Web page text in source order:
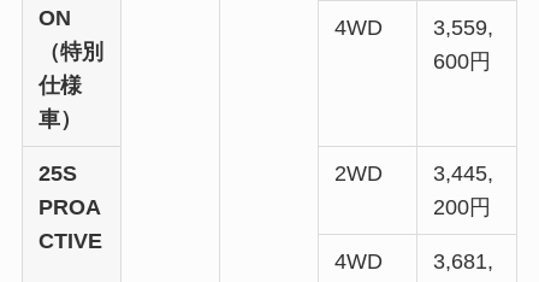
ON
（特別
仕様
車）
4WD
3,559,
600円
25S
PROA
CTIVE
2WD
3,445,
200円
4WD
3,681,